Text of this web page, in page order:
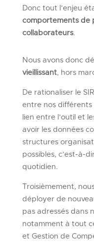
Donc tout l’enjeu
comportements de
collaborateurs.
Nous avons donc
vieillissant, hors
De rationaliser le
entre nos différents
lien entre l’outil et
avoir les données
structures
possibles, c’est-à-
quotidien.
Troisièmement,
déployer de
pas adressés dans
notamment à tout
et Gestion de